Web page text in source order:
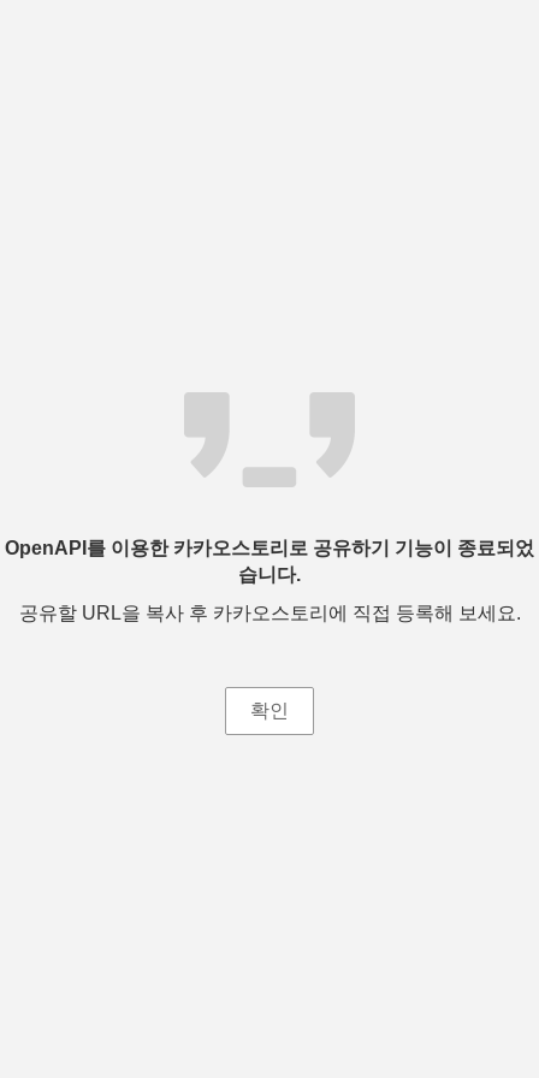
OpenAPI를 이용한 카카오스토리로 공유하기 기능이 종료되었
습니다.
공유할 URL을 복사 후 카카오스토리에 직접 등록해 보세요.
확인